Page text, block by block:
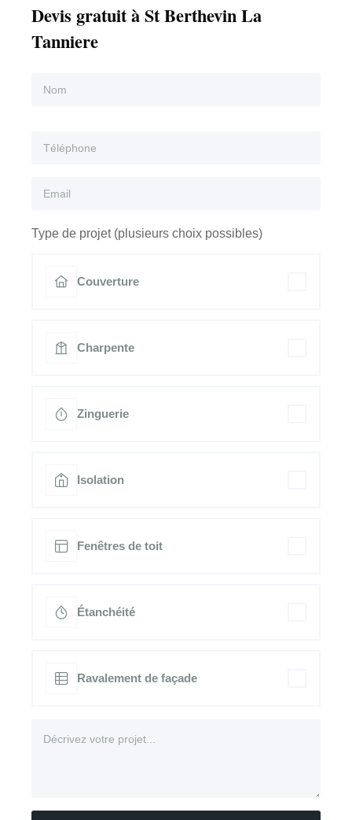
Devis gratuit à St Berthevin La
Tanniere
Type de projet (plusieurs choix possibles)
Couverture
Charpente
Zinguerie
Isolation
Fenêtres de toit
Étanchéité
Ravalement de façade